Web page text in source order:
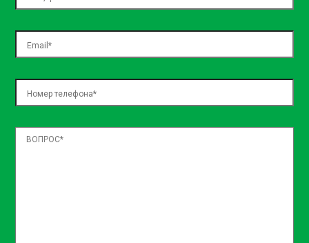
exercitationem blanditiis, voluptatum voluptas expedita
aspernatur, nemo in incidunt? Iste placeat quos repellat?